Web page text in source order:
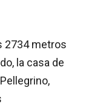
2734 metros
la casa de